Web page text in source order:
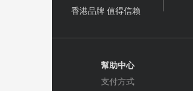
香港品牌 值得信賴
幫助中心
支付方式